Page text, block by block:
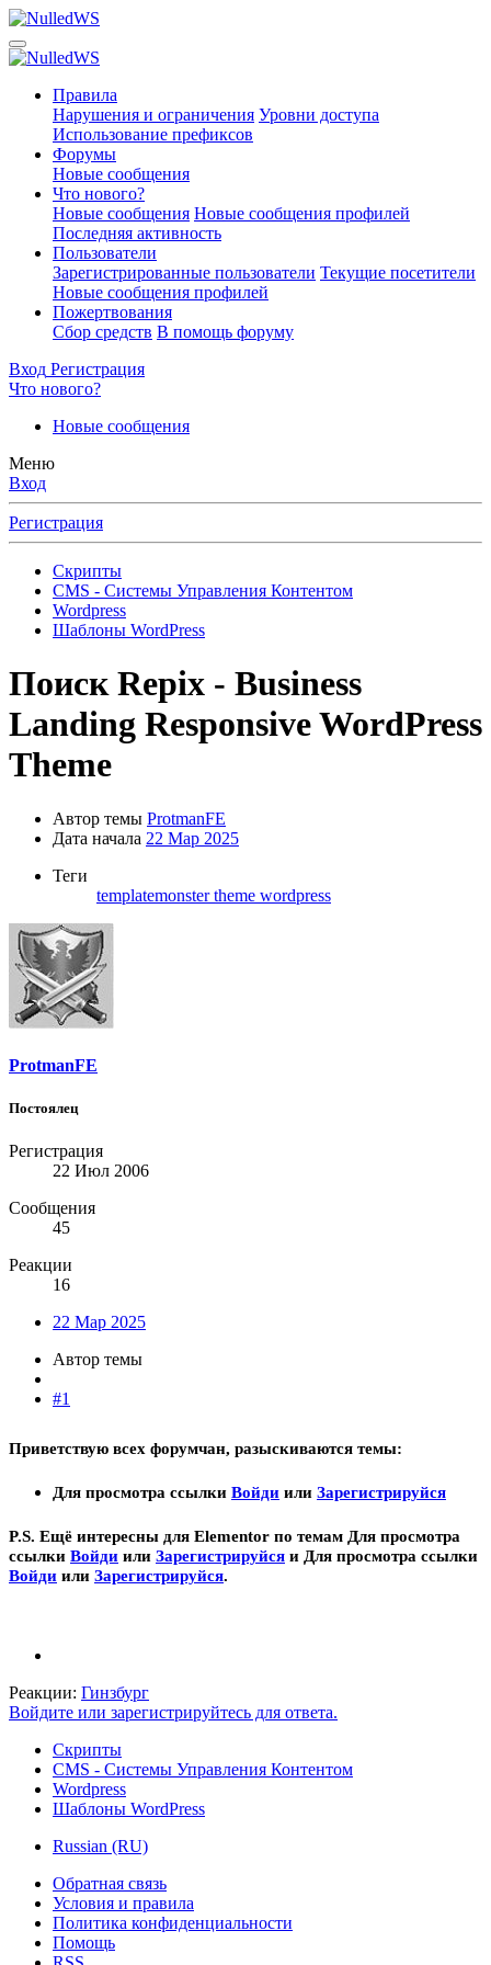
Правила
Нарушения и ограничения Уровни доступа
Использование префиксов
Форумы
Новые сообщения
Что нового?
Новые сообщения Новые сообщения профилей
Последняя активность
Пользователи
Зарегистрированные пользователи Текущие посетители
Новые сообщения профилей
Пожертвования
Сбор средств В помощь форуму
Вход Регистрация
Что нового?
Новые сообщения
Меню
Вход
Регистрация
Скрипты
CMS - Системы Управления Контентом
Wordpress
Шаблоны WordPress
Поиск Repix - Business
Landing Responsive WordPress
Theme
Автор темы ProtmanFE
Дата начала 22 Мар 2025
Теги
templatemonstertheme wordpress
ProtmanFE
Постоялец
Регистрация
22 Июл 2006
Сообщения
45
Реакции
16
22 Мар 2025
Автор темы
#1
Приветствую всех форумчан, разыскиваются темы:
Для просмотра ссылки Войди или Зарегистрируйся
P.S. Ещё интересны для Elementor по темам Для просмотра
ссылки Войди или Зарегистрируйся и Для просмотра ссылки
Войди или Зарегистрируйся.
Реакции: Гинзбург
Войдите или зарегистрируйтесь для ответа.
Скрипты
CMS - Системы Управления Контентом
Wordpress
Шаблоны WordPress
Russian (RU)
Обратная связь
Условия и правила
Политика конфиденциальности
Помощь